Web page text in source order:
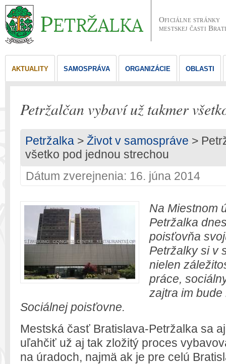
Oficiálne stránky
mestskej časti
AKTUALITY SAMOSPRÁVA ORGANIZÁCIE OBLASTI
Petržalčan vybaví už takmer
Petržalka > Život v samospráve >
všetko pod jednou strechou
Dátum zverejnenia: 16. júna 2014
Na Miestnom
Petržalka
poisťovňa
Petržalky si v
nielen
práce,
zajtra im
Sociálnej poisťovne.
Mestská časť Bratislava-Petržalka sa
uľahčiť už aj tak zložitý proces
na úradoch, najmä ak je pre celú